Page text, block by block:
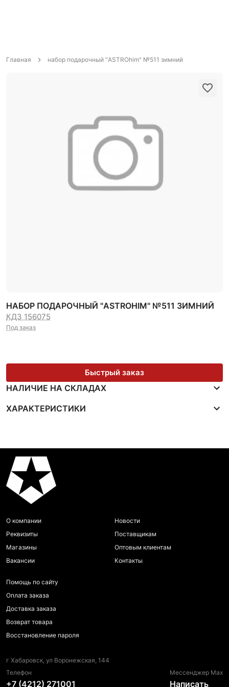
Главная набор подарочный "ASTROhim" №511 зимний
НАБОР ПОДАРОЧНЫЙ "ASTROHIM" №511 ЗИМНИЙ
КДЗ 156075
Под заказ
Быстрый заказ
НАЛИЧИЕ НА СКЛАДАХ
ХАРАКТЕРИСТИКИ
О компании
Реквизиты
Магазины
Вакансии
Новости
Поставщикам
Оптовым клиентам
Контакты
Помощь по сайту
Оплата заказа
Доставка заказа
Возврат товара
Восстановление пароля
г Хабаровск, ул Воронежская, 144
Телефон
+7 (4212) 271001
Мессенджер Max
Написать